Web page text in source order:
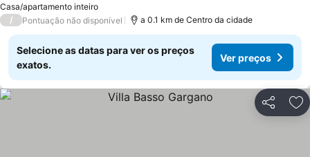
Casa/apartamento inteiro
/ Pontuação não disponível a 0.1 km de Centro da cidade
Selecione as datas para ver os preços
exatos.
Ver preços
Partilhar